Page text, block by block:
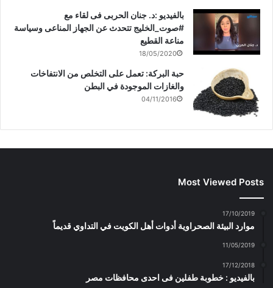
بالفيديو :د. جنان الحربى فى لقاء مع
#صوت_الخليج تتحدث عن الجهاز المناعى وسياسة
مناعة القطيع
18/05/2020
حبة البركة: تعمل على التخلص من الانتفاخات
والغازات الموجودة في البطن
04/11/2016
Most Viewed Posts
17/10/2019
موارد البيئة الصحراوية أدوات أهل الكويت في التداوي قديماً
11/05/2019
17/12/2018
بالفيديو : خطوبة طفلين فى احدى محافظات مصر